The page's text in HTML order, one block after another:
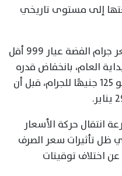
إلى مستوى تاريخي
وفي السوق المحلية، لا يزال سعر جرام الفضة عيار 999 أقل
بداية العام، بانخفاض قدره
18.4%، بعدما افتتح العام عند نحو 125 جنيهًا للجرام، قبل أن
انتقال حركة الأسعار
ظل تأثيرات سعر الصرف
اختلاف توقيتات